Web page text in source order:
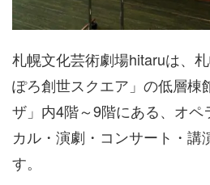
札幌文化芸術劇場hitaruは、
ぽろ創世スクエア」の低層棟
ザ」内4階～9階にある、オ
カル・演劇・コンサート・講
す。